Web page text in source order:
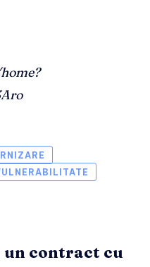
un contract cu